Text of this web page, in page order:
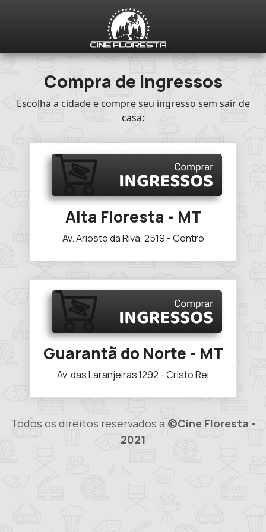
Compra de Ingressos
Escolha a cidade e compre seu ingresso sem sair de
casa:
Alta Floresta - MT
Av. Ariosto da Riva, 2519 - Centro
Guarantã do Norte - MT
Av. das Laranjeiras,1292 - Cristo Rei
Todos os direitos reservados a ©Cine Floresta -
2021